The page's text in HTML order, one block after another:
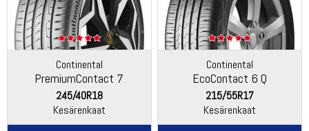
Continental
PremiumContact 7
245/40R18
Kesärenkaat
Continental
EcoContact 6 Q
215/55R17
Kesärenkaat